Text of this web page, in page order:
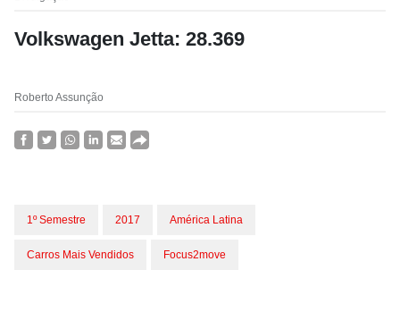
Volkswagen Jetta: 28.369
Roberto Assunção
1º Semestre 2017 América Latina
Carros Mais Vendidos Focus2move